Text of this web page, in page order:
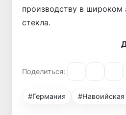
производству в широком
стекла.
Поделиться:
#Германия #Навоийская